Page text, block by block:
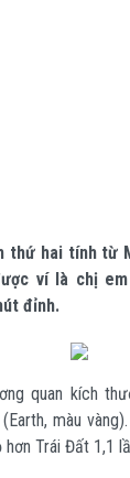
thứ hai tính từ
ví là chị
đỉnh.
quan kích
màu
Trái Đất 1,1